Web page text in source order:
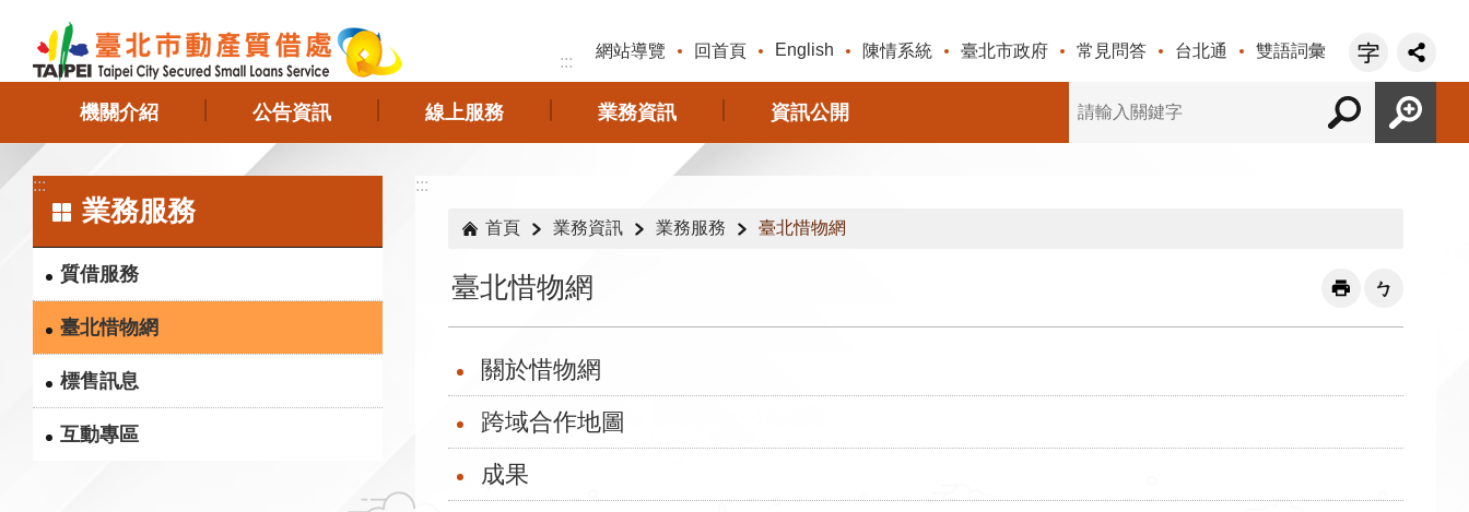
跳到主要內容區塊
:::
網站導覽 回首頁 English 陳情系統 臺北市政府 常見問答 台北通 雙語詞彙
機關介紹 公告資訊 線上服務 業務資訊 資訊公開
:::
業務服務
質借服務
臺北惜物網
標售訊息
互動專區
:::
首頁 業務資訊 業務服務 臺北惜物網
臺北惜物網
關於惜物網
跨域合作地圖
成果